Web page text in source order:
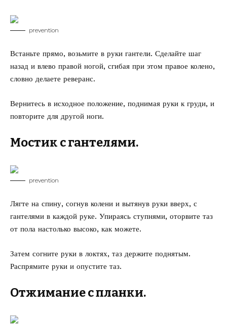
prevention
Встаньте прямо, возьмите в руки гантели. Сделайте шаг
назад и влево правой ногой, сгибая при этом правое колено,
словно делаете реверанс.
Вернитесь в исходное положение, поднимая руки к груди, и
повторите для другой ноги.
Мостик с гантелями.
prevention
Лягте на спину, согнув колени и вытянув руки вверх, с
гантелями в каждой руке. Упираясь ступнями, оторвите таз
от пола настолько высоко, как можете.
Затем согните руки в локтях, таз держите поднятым.
Распрямите руки и опустите таз.
Отжимание с планки.